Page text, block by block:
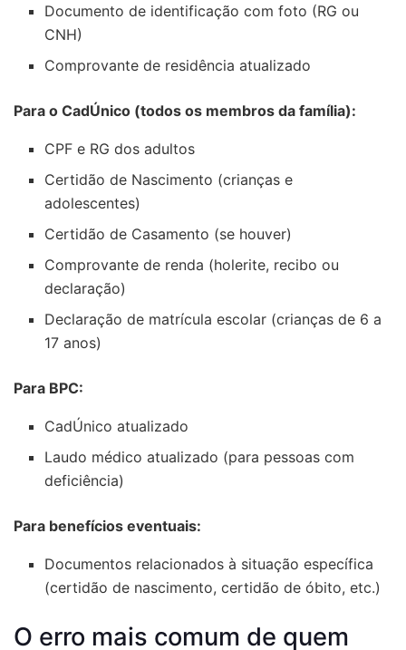
Documento de identificação com foto (RG ou
CNH)
Comprovante de residência atualizado
Para o CadÚnico (todos os membros da família):
CPF e RG dos adultos
Certidão de Nascimento (crianças e
adolescentes)
Certidão de Casamento (se houver)
Comprovante de renda (holerite, recibo ou
declaração)
Declaração de matrícula escolar (crianças de 6 a
17 anos)
Para BPC:
CadÚnico atualizado
Laudo médico atualizado (para pessoas com
deficiência)
Para benefícios eventuais:
Documentos relacionados à situação específica
(certidão de nascimento, certidão de óbito, etc.)
O erro mais comum de quem